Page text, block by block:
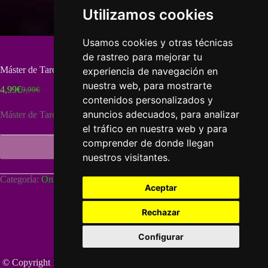
Utilizamos cookies
Usamos cookies y otras técnicas
de rastreo para mejorar tu
experiencia de navegación en
nuestra web, para mostrarte
contenidos personalizados y
anuncios adecuados, para analizar
el tráfico en nuestra web y para
comprender de donde llegan
nuestros visitantes.
Aceptar
Rechazar
Configurar
Máster de Tarot – Online – Lección 8
9,99€
El
original
9,99€.
4,99€El
actual
4,99€.
Máster de Tarot – Lección 8
Añadir al carrito
l
v
Categoría: Online Idcea
© Copyright 1998-2026 "Cursos Esotéricos". Todos los derechos